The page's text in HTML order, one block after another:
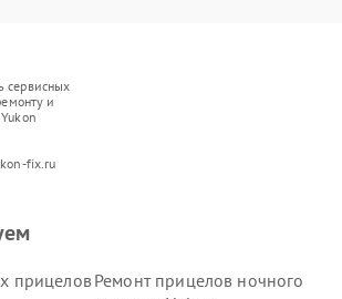
сервисных
и
fix.ru
прицеловРемонт прицелов ночного